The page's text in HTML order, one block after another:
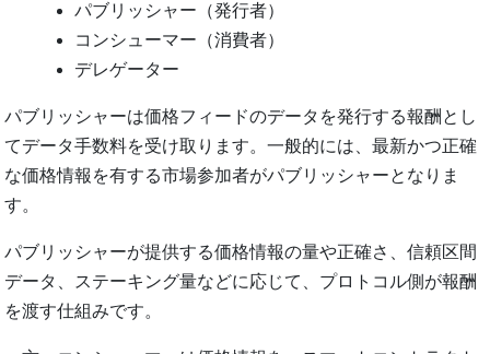
パブリッシャー（発行者）
コンシューマー（消費者）
デレゲーター
パブリッシャーは価格フィードのデータを発行する報酬とし
てデータ手数料を受け取ります。一般的には、最新かつ正確
な価格情報を有する市場参加者がパブリッシャーとなりま
す。
パブリッシャーが提供する価格情報の量や正確さ、信頼区間
データ、ステーキング量などに応じて、プロトコル側が報酬
を渡す仕組みです。